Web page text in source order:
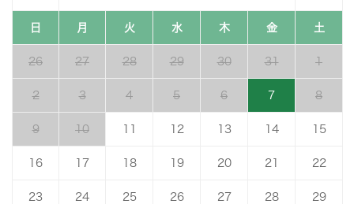
日 月 火 水 木 金 土
26 27 28 29 30 31 1
2 3 4 5 6 7 8
9 10 12 13 14 15
16 17 18 19 20 21 22
23 24 25 26 27 28 29